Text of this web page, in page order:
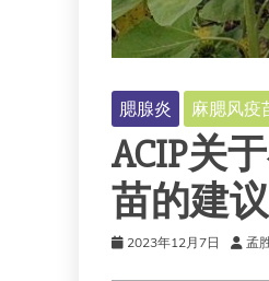
腮腺炎 麻腮风疫
ACIP关
苗的建议
2023年12月7日 孟